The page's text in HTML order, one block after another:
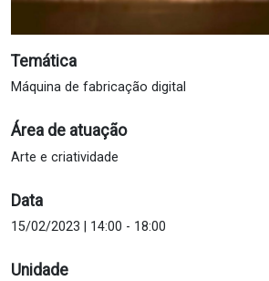
Temática
Máquina de fabricação digital
Área de atuação
Arte e criatividade
Data
15/02/2023 | 14:00 - 18:00
Unidade